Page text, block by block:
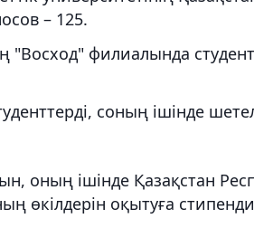
– 125.
филиалында
соның ішінде
оның ішінде Қазақстан
өкілдерін оқытуға